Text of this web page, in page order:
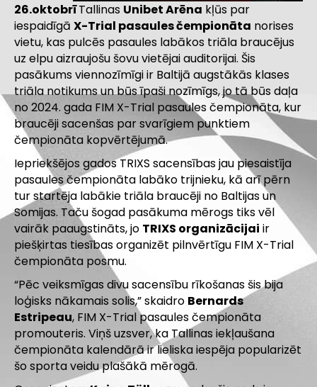
26.oktobrīTallinas Unibet Arēna kļūs par
iespaidīgā X-Trial pasaules čempionāta norises
vietu, kas pulcēs pasaules labākos triāla braucējus
uz elpu aizraujošu šovu vietējai auditorijai. Šis
pasākums viennozīmīgi ir Baltijā augstākās klases
triāla notikums un būs īpaši nozīmīgs, jo tā būs daļa
no 2024. gada FIM X-Trial pasaules čempionāta, kur
braucēji sacenšas par svarīgiem punktiem
čempionāta kopvērtējumā.
Iepriekšējos gados TRIXS sacensības jau piesaistīja
pasaules čempionāta labāko trijnieku, kā arī pērn
tur startēja labākie triāla braucēji no Baltijas un
Somijas. Taču šogad pasākuma mērogs tiks vēl
vairāk paaugstināts, jo TRIXS organizācijai ir
piešķirtas tiesības organizēt pilnvērtīgu FIM X-Trial
čempionāta posmu.
“Pēc veiksmīgas divu sacensību rīkošanas šis bija
loģisks nākamais solis,” skaidro Bernards
Estripeau, FIM X-Trial pasaules čempionāta
promouteris. Viņš uzsver, ka Tallinas iekļaušana
čempionāta kalendārā ir lieliska iespēja popularizēt
šo sporta veidu plašākā mērogā.